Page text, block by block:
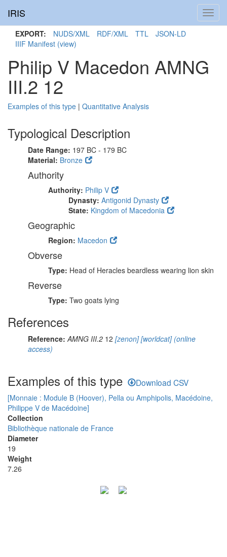
IRIS
EXPORT: NUDS/XML RDF/XML TTL
JSON-LD
IIIF Manifest (view)
Philip V Macedon AMNG
III.2 12
Examples of this type | Quantitative Analysis
Typological Description
Date Range: 197 BC - 179 BC
Material: Bronze
Authority
Authority: Philip V
Dynasty: Antigonid Dynasty
State: Kingdom of Macedonia
Geographic
Region: Macedon
Obverse
Type: Head of Heracles beardless wearing lion skin
Reverse
Type: Two goats lying
References
Reference:AMNG III.2 12 [zenon][worldcat](online
access)
Examples of this type Download CSV
[Monnaie : Module B (Hoover), Pella ou Amphipolis, Macédoine,
Philippe V de Macédoine]
Collection
Bibliothèque nationale de France
Diameter
19
Weight
7.26